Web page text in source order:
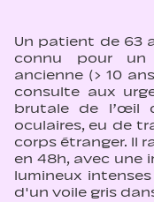
Un patient de 63
connu pour un
ancienne (> 10
consulte aux
brutale de l’œil
oculaires, eu de
corps étranger. Il
en 48h, avec une
lumineux
d'un voile gris